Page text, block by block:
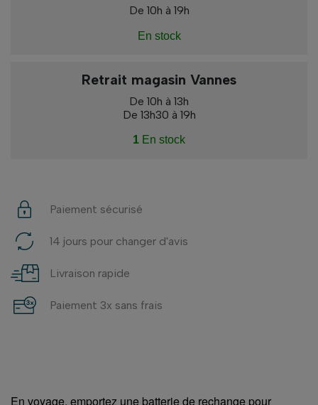
De 10h à 19h
En stock
Retrait magasin Vannes
De 10h à 13h
De 13h30 à 19h
1 En stock
Paiement sécurisé
14 jours pour changer d'avis
Livraison rapide
Paiement 3x sans frais
En voyage, emportez une batterie de rechange pour